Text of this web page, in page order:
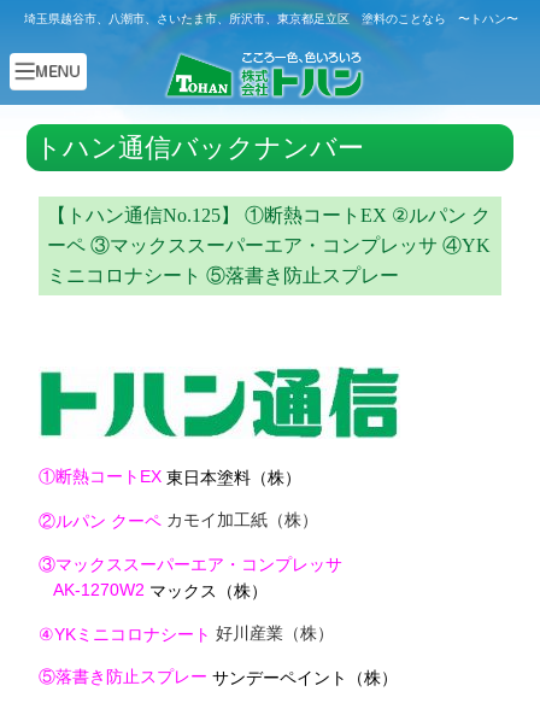
埼玉県越谷市、八潮市、さいたま市、所沢市、東京都足立区 塗料のことなら 〜トハン〜
トハン通信バックナンバー
【トハン通信No.125】 ①断熱コートEX ②ルパン ク
ーペ ③マックススーパーエア・コンプレッサ ④YK
ミニコロナシート ⑤落書き防止スプレー
①断熱コートEX東日本塗料（株）
②ルパン クーペ カモイ加工紙（株）
③マックススーパーエア・コンプレッサ
AK-1270W2 マックス（株）
④YKミニコロナシート 好川産業（株）
⑤落書き防止スプレー サンデーペイント（株）